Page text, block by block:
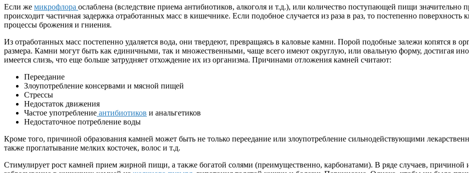
Если же микрофлора ослаблена (вследствие приема антибиотиков, алкоголя и т.д.), или количество поступающей пищи значительно
происходит частичная задержка отработанных масс в кишечнике. Если подобное случается из раза в раз, то постепенно
процессы брожения и гниения.
Из отработанных масс постепенно удаляется вода, они твердеют, превращаясь в каловые камни. Порой подобные залежи копятся в
размера. Камни могут быть как единичными, так и множественными, чаще всего имеют округлую, или овальную форму, достигая
имеется слизь, что еще больше затрудняет отхождение их из организма. Причинами отложения камней считают:
Переедание
Злоупотребление консервами и мясной пищей
Стрессы
Недостаток движения
Частое употребление антибиотиков и анальгетиков
Недостаточное потребление воды
Кроме того, причиной образования камней может быть не только переедание или злоупотребление сильнодействующими
также проглатывание мелких косточек, волос и т.д.
Стимулирует рост камней прием жирной пищи, а также богатой солями (преимущественно, карбонатами). В ряде случаев,